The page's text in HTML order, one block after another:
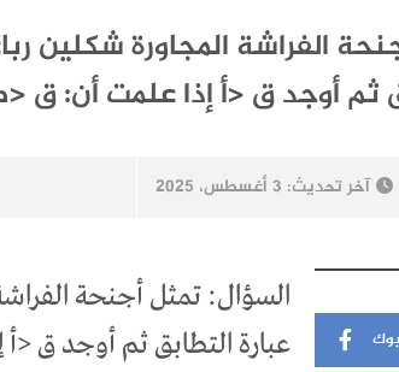
الفراشة المجاورة شكلين
ق <أ إذا علمت أن: ق <ص =81، وق <ع =145، ق
آخر تحديث: 3 أغسطس، 2025
السؤال: تمثل أجنحة